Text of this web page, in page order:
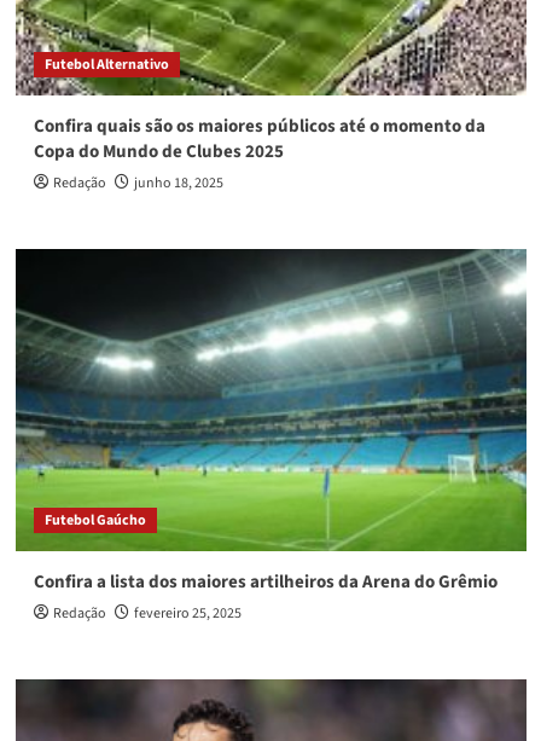
Futebol Alternativo
Confira quais são os maiores públicos até o momento da
Copa do Mundo de Clubes 2025
Redação junho 18, 2025
Futebol Gaúcho
Confira a lista dos maiores artilheiros da Arena do Grêmio
Redação fevereiro 25, 2025